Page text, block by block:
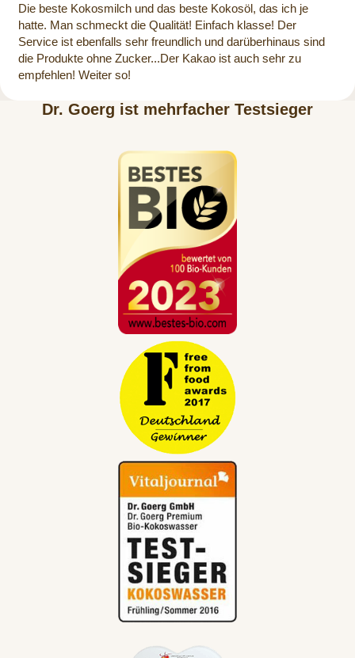
Die beste Kokosmilch und das beste Kokosöl, das ich je
hatte. Man schmeckt die Qualität! Einfach klasse! Der
Service ist ebenfalls sehr freundlich und darüberhinaus sind
die Produkte ohne Zucker...Der Kakao ist auch sehr zu
empfehlen! Weiter so!
Dr. Goerg ist mehrfacher Testsieger